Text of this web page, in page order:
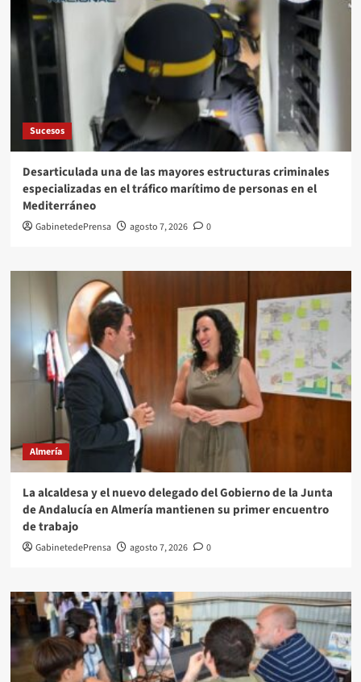
Sucesos
Desarticulada una de las mayores estructuras criminales
especializadas en el tráfico marítimo de personas en el
Mediterráneo
GabinetedePrensa agosto 7, 2026 0
Almería
La alcaldesa y el nuevo delegado del Gobierno de la Junta
de Andalucía en Almería mantienen su primer encuentro
de trabajo
GabinetedePrensa agosto 7, 2026 0